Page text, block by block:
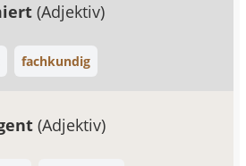
(Adjektiv)
fachkundig
(Adjektiv)